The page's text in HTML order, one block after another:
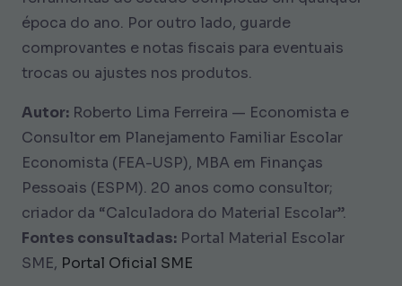
época do ano. Por outro lado, guarde
comprovantes e notas fiscais para eventuais
trocas ou ajustes nos produtos.
Autor: Roberto Lima Ferreira — Economista e
Consultor em Planejamento Familiar Escolar
Economista (FEA-USP), MBA em Finanças
Pessoais (ESPM). 20 anos como consultor;
criador da “Calculadora do Material Escolar”.
Fontes consultadas: Portal Material Escolar
SME, Portal Oficial SME